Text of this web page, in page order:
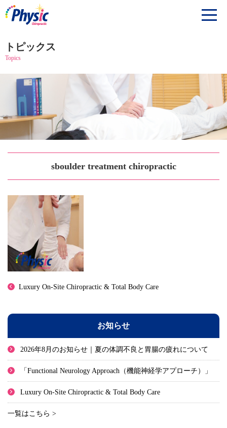
トピックス
Topics
sboulder treatment chiropractic
Luxury On-Site Chiropractic & Total Body Care
お知らせ
2026年8月のお知らせ｜夏の体調不良と胃腸の疲れについて
「Functional Neurology Approach（機能神経学アプローチ）」
Luxury On-Site Chiropractic & Total Body Care
一覧はこちら >